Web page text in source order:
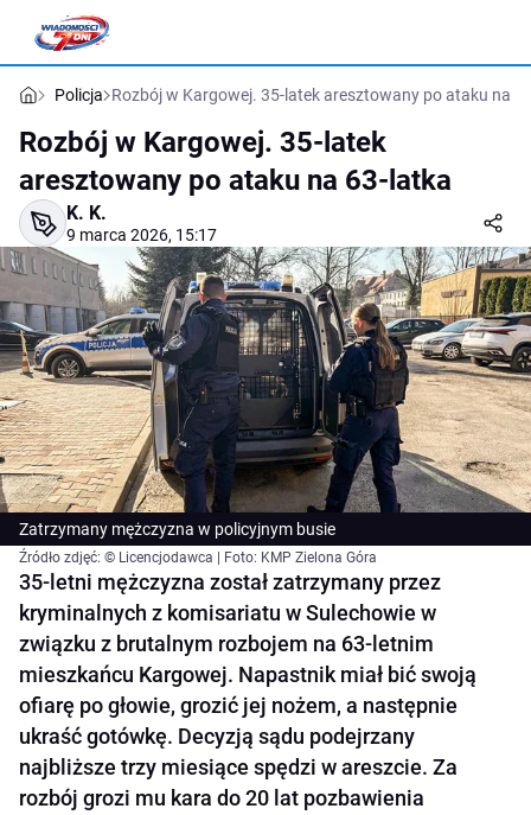
Policja Rozbój w Kargowej. 35-latek aresztowany po ataku na
Rozbój w Kargowej. 35-latek
aresztowany po ataku na 63-latka
K. K.
9 marca 2026, 15:17
Zatrzymany mężczyzna w policyjnym busie
Źródło zdjęć: © Licencjodawca | Foto: KMP Zielona Góra
35-letni mężczyzna został zatrzymany przez
kryminalnych z komisariatu w Sulechowie w
związku z brutalnym rozbojem na 63-letnim
mieszkańcu Kargowej. Napastnik miał bić swoją
ofiarę po głowie, grozić jej nożem, a następnie
ukraść gotówkę. Decyzją sądu podejrzany
najbliższe trzy miesiące spędzi w areszcie. Za
rozbój grozi mu kara do 20 lat pozbawienia